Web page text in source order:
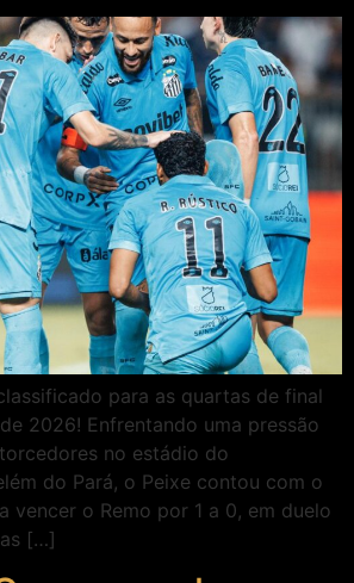
para as quartas de final
2026! Enfrentando uma pressão
no estádio do
do Pará, o Peixe contou com o
vencer o Remo por 1 a 0, em duelo
[…]